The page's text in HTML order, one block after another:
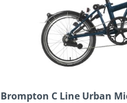
Brompton C Line Urban